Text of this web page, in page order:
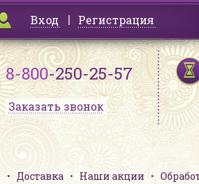
Вход Регистрация
8-800-250-25-57
Заказать звонок
Доставка Наши акции